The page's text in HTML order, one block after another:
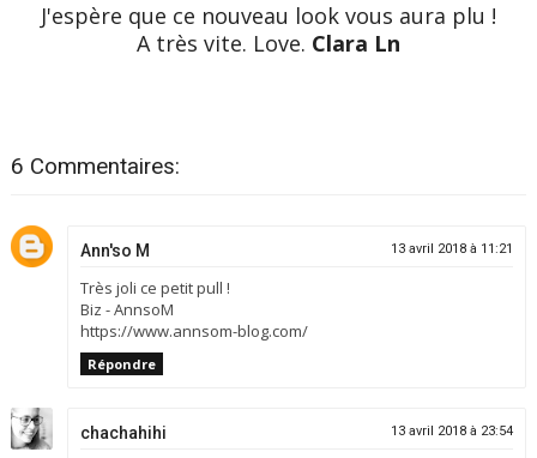
J'espère que ce nouveau look vous aura plu !
A très vite. Love. Clara Ln
6 Commentaires:
Ann'so M 13 avril 2018 à 11:21
Très joli ce petit pull !
Biz - AnnsoM
https://www.annsom-blog.com/
Répondre
chachahihi 13 avril 2018 à 23:54